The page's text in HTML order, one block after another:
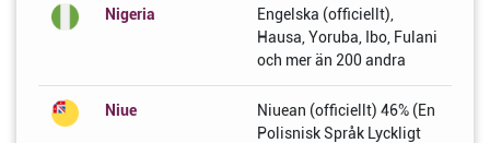
Nigeria
Engelska (officiellt),
Hausa, Yoruba, Ibo, Fulani
och mer än 200 andra
Niue
Niuean (officiellt) 46% (En
Polisnisk Språk Lyckligt